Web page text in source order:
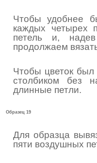
Чтобы удобнее
каждых четырех
петель и,
продолжаем
Чтобы цветок
столбиком без
длинные петли.
Образец 19
Для образца
пяти воздушных